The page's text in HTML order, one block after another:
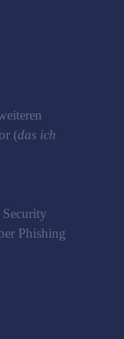
(das ich
Phishing